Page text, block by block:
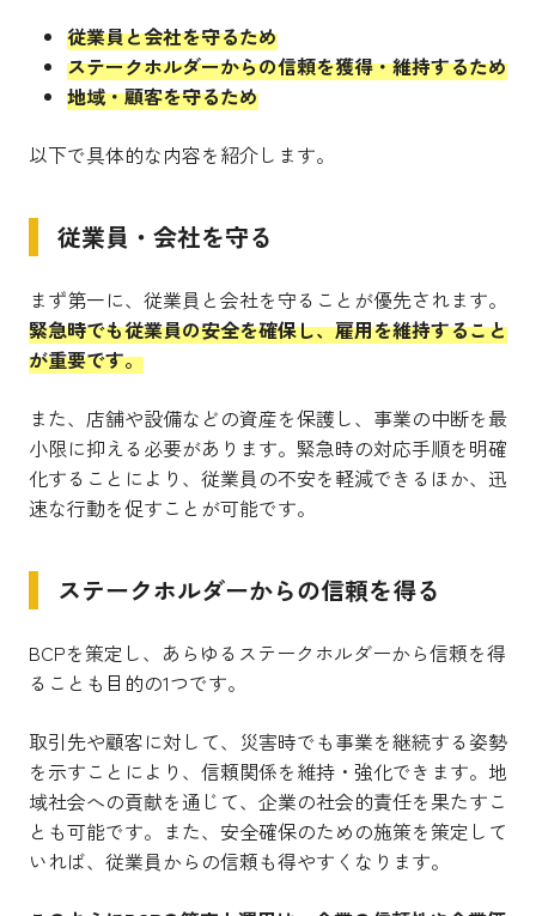
従業員と会社を守るため
ステークホルダーからの信頼を獲得・維持するため
地域・顧客を守るため
以下で具体的な内容を紹介します。
従業員・会社を守る
まず第一に、従業員と会社を守ることが優先されます。
緊急時でも従業員の安全を確保し、雇用を維持すること
が重要です。
また、店舗や設備などの資産を保護し、事業の中断を最
小限に抑える必要があります。緊急時の対応手順を明確
化することにより、従業員の不安を軽減できるほか、迅
速な行動を促すことが可能です。
ステークホルダーからの信頼を得る
BCPを策定し、あらゆるステークホルダーから信頼を得
ることも目的の1つです。
取引先や顧客に対して、災害時でも事業を継続する姿勢
を示すことにより、信頼関係を維持・強化できます。地
域社会への貢献を通じて、企業の社会的責任を果たすこ
とも可能です。また、安全確保のための施策を策定して
いれば、従業員からの信頼も得やすくなります。